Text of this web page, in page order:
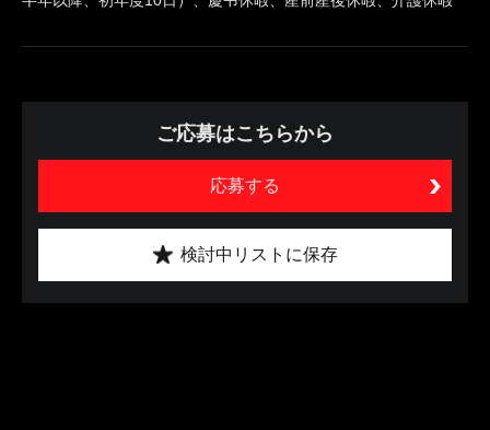
ご応募はこちらから
応募する
検討中リストに保存